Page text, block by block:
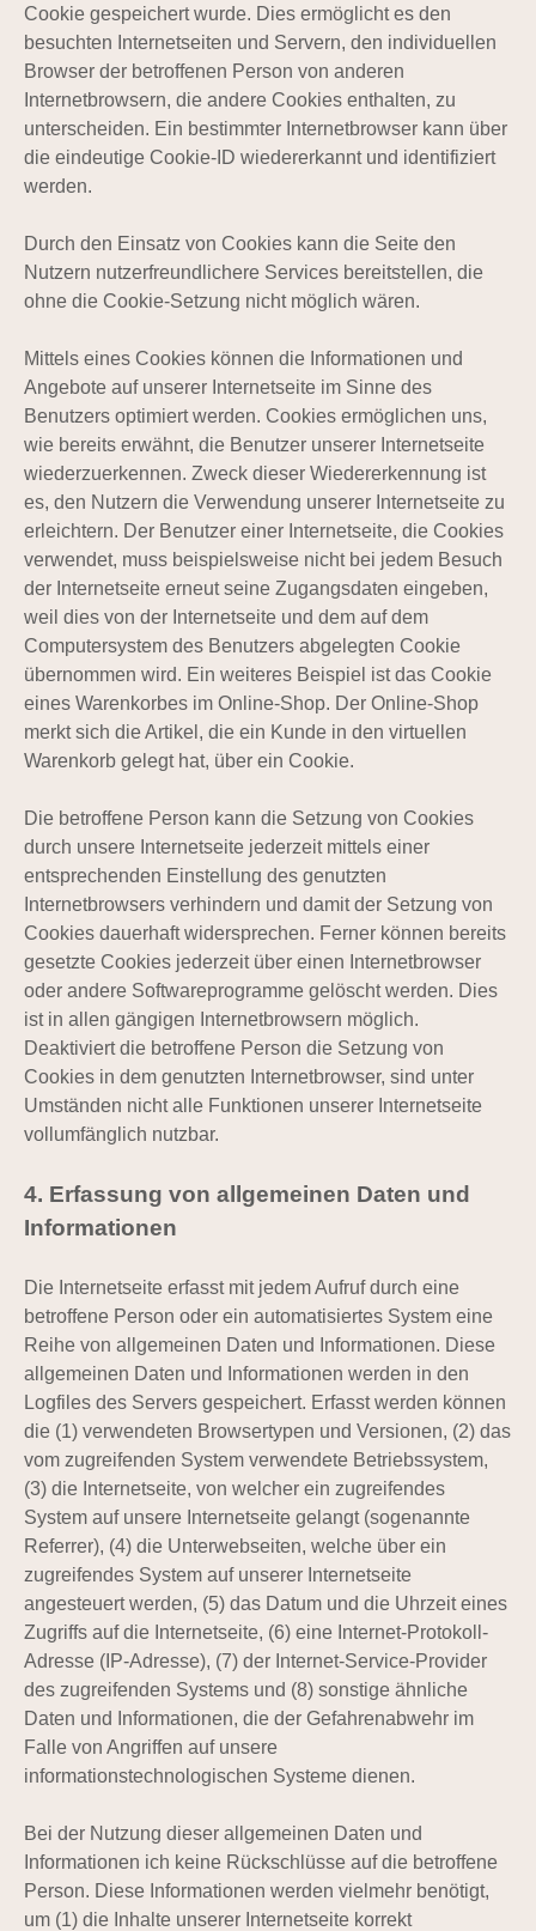
Cookie gespeichert wurde. Dies ermöglicht es den
besuchten Internetseiten und Servern, den individuellen
Browser der betroffenen Person von anderen
Internetbrowsern, die andere Cookies enthalten, zu
unterscheiden. Ein bestimmter Internetbrowser kann über
die eindeutige Cookie-ID wiedererkannt und identifiziert
werden.
Durch den Einsatz von Cookies kann die Seite den
Nutzern nutzerfreundlichere Services bereitstellen, die
ohne die Cookie-Setzung nicht möglich wären.
Mittels eines Cookies können die Informationen und
Angebote auf unserer Internetseite im Sinne des
Benutzers optimiert werden. Cookies ermöglichen uns,
wie bereits erwähnt, die Benutzer unserer Internetseite
wiederzuerkennen. Zweck dieser Wiedererkennung ist
es, den Nutzern die Verwendung unserer Internetseite zu
erleichtern. Der Benutzer einer Internetseite, die Cookies
verwendet, muss beispielsweise nicht bei jedem Besuch
der Internetseite erneut seine Zugangsdaten eingeben,
weil dies von der Internetseite und dem auf dem
Computersystem des Benutzers abgelegten Cookie
übernommen wird. Ein weiteres Beispiel ist das Cookie
eines Warenkorbes im Online-Shop. Der Online-Shop
merkt sich die Artikel, die ein Kunde in den virtuellen
Warenkorb gelegt hat, über ein Cookie.
Die betroffene Person kann die Setzung von Cookies
durch unsere Internetseite jederzeit mittels einer
entsprechenden Einstellung des genutzten
Internetbrowsers verhindern und damit der Setzung von
Cookies dauerhaft widersprechen. Ferner können bereits
gesetzte Cookies jederzeit über einen Internetbrowser
oder andere Softwareprogramme gelöscht werden. Dies
ist in allen gängigen Internetbrowsern möglich.
Deaktiviert die betroffene Person die Setzung von
Cookies in dem genutzten Internetbrowser, sind unter
Umständen nicht alle Funktionen unserer Internetseite
vollumfänglich nutzbar.
4. Erfassung von allgemeinen Daten und
Informationen
Die Internetseite erfasst mit jedem Aufruf durch eine
betroffene Person oder ein automatisiertes System eine
Reihe von allgemeinen Daten und Informationen. Diese
allgemeinen Daten und Informationen werden in den
Logfiles des Servers gespeichert. Erfasst werden können
die (1) verwendeten Browsertypen und Versionen, (2) das
vom zugreifenden System verwendete Betriebssystem,
(3) die Internetseite, von welcher ein zugreifendes
System auf unsere Internetseite gelangt (sogenannte
Referrer), (4) die Unterwebseiten, welche über ein
zugreifendes System auf unserer Internetseite
angesteuert werden, (5) das Datum und die Uhrzeit eines
Zugriffs auf die Internetseite, (6) eine Internet-Protokoll-
Adresse (IP-Adresse), (7) der Internet-Service-Provider
des zugreifenden Systems und (8) sonstige ähnliche
Daten und Informationen, die der Gefahrenabwehr im
Falle von Angriffen auf unsere
informationstechnologischen Systeme dienen.
Bei der Nutzung dieser allgemeinen Daten und
Informationen ich keine Rückschlüsse auf die betroffene
Person. Diese Informationen werden vielmehr benötigt,
um (1) die Inhalte unserer Internetseite korrekt